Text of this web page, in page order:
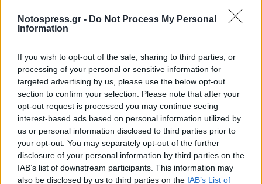
Notospress.gr - Do Not Process My Personal
Information
If you wish to opt-out of the sale, sharing to third parties, or
processing of your personal or sensitive information for
targeted advertising by us, please use the below opt-out
section to confirm your selection. Please note that after your
opt-out request is processed you may continue seeing
interest-based ads based on personal information utilized by
us or personal information disclosed to third parties prior to
your opt-out. You may separately opt-out of the further
disclosure of your personal information by third parties on the
IAB’s list of downstream participants. This information may
also be disclosed by us to third parties on the IAB’s List of
Σχετικά Άρθρα